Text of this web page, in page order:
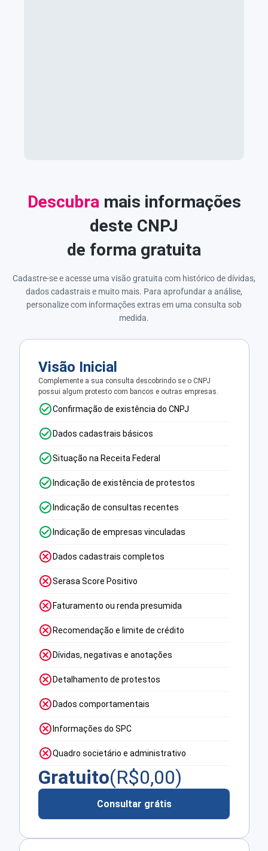
Descubramais informações
deste CNPJ
de forma gratuita
Cadastre-se e acesse uma visão gratuita com histórico de dívidas,
dados cadastrais e muito mais. Para aprofundar a análise,
personalize com informações extras em uma consulta sob
medida.
Visão Inicial
Complemente a sua consulta descobrindo se o CNPJ
possui algum protesto com bancos e outras empresas.
Confirmação de existência do CNPJ
Dados cadastrais básicos
Situação na Receita Federal
Indicação de existência de protestos
Indicação de consultas recentes
Indicação de empresas vinculadas
Dados cadastrais completos
Serasa Score Positivo
Faturamento ou renda presumida
Recomendação e limite de crédito
Dívidas, negativas e anotações
Detalhamento de protestos
Dados comportamentais
Informações do SPC
Quadro societário e administrativo
Gratuito(R$0,00)
Consultar grátis